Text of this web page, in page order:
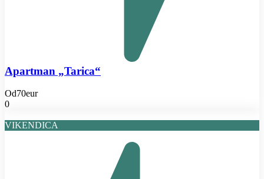
Apartman „Tarica“
Od70eur
0
VIKENDICA